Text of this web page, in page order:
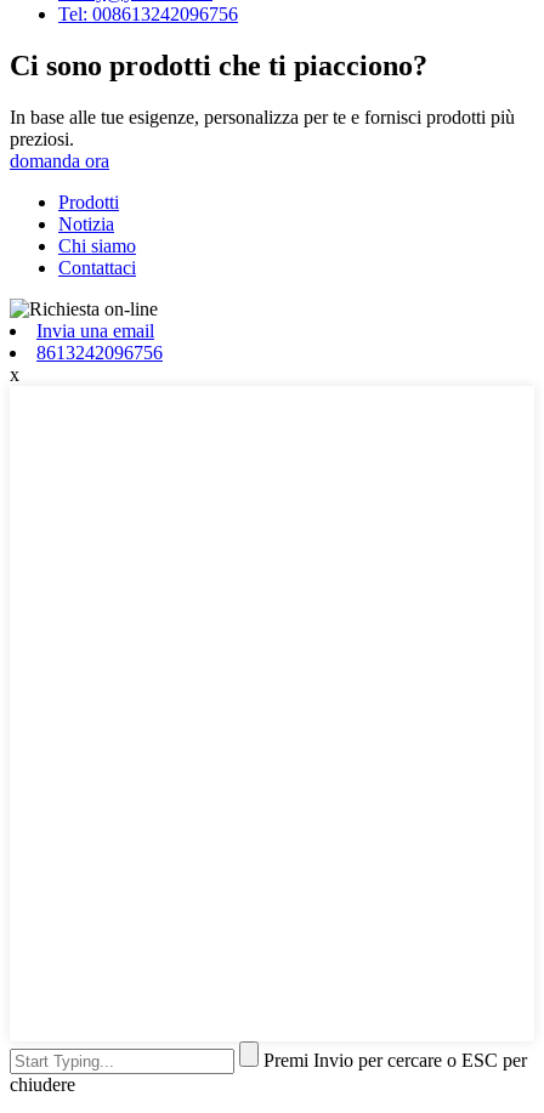
Tel: 008613242096756
Ci sono prodotti che ti piacciono?
In base alle tue esigenze, personalizza per te e fornisci prodotti più
preziosi.
domanda ora
Prodotti
Notizia
Chi siamo
Contattaci
Invia una email
8613242096756
x
Premi Invio per cercare o ESC per
chiudere